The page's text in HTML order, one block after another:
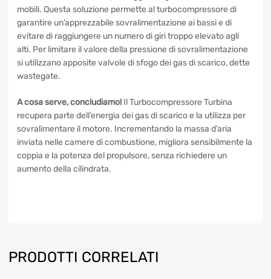
rendere più rapida la risposta, sono state studiate delle
turbine a geometria variabile, le quali modificano
modificano la sezione di passaggio dei gas tramite alette
mobili. Questa soluzione permette al turbocompressore di
garantire un’apprezzabile sovralimentazione ai bassi e di
evitare di raggiungere un numero di giri troppo elevato agli
sovralimentazione si utilizzano apposite valvole di sfogo dei
gas di scarico, dette wastegate.
A cosa serve, concludiamo!Il Turbocompressore Turbina
recupera parte dell’energia dei gas di scarico e la utilizza
per sovralimentare il motore. Incrementando la massa